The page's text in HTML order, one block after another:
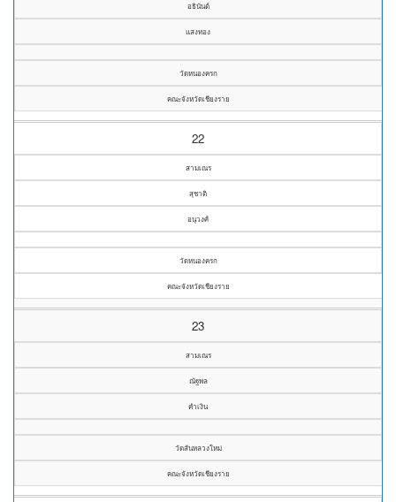
อธินันต์
แสงทอง
วัดหนองครก
คณะจังหวัดเชียงราย
22
สามเณร
สุชาติ
อนุวงศ์
วัดหนองครก
คณะจังหวัดเชียงราย
23
สามเณร
ณัฐพล
คำเงิน
วัดสันหลวงใหม่
คณะจังหวัดเชียงราย